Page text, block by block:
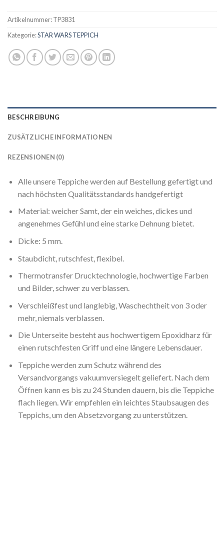
Artikelnummer:TP3831
Kategorie:STAR WARS TEPPICH
BESCHREIBUNG
ZUSÄTZLICHE INFORMATIONEN
REZENSIONEN (0)
Alle unsere Teppiche werden auf Bestellung gefertigt und
nach höchsten Qualitätsstandards handgefertigt
Material: weicher Samt, der ein weiches, dickes und
angenehmes Gefühl und eine starke Dehnung bietet.
Dicke: 5 mm.
Staubdicht, rutschfest, flexibel.
Thermotransfer Drucktechnologie, hochwertige Farben
und Bilder, schwer zu verblassen.
Verschleißfest und langlebig, Waschechtheit von 3 oder
mehr, niemals verblassen.
Die Unterseite besteht aus hochwertigem Epoxidharz für
einen rutschfesten Griff und eine längere Lebensdauer.
Teppiche werden zum Schutz während des
Versandvorgangs vakuumversiegelt geliefert. Nach dem
Öffnen kann es bis zu 24 Stunden dauern, bis die Teppiche
flach liegen. Wir empfehlen ein leichtes Staubsaugen des
Teppichs, um den Absetzvorgang zu unterstützen.